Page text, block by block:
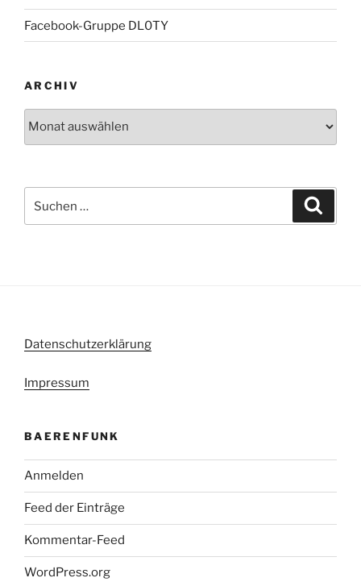
Facebook-Gruppe DL0TY
ARCHIV
nach:
Datenschutzerklärung
Impressum
BAERENFUNK
Anmelden
Feed der Einträge
Kommentar-Feed
WordPress.org